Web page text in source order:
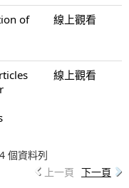
of
線上觀看
線上觀看
個資料列
上一頁 下一頁